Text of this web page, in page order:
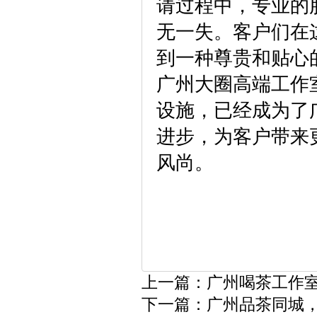
请过程中，专业的
无一失。客户们
到一种尊贵和贴心
广州大圈高端工
设施，已经成为了
进步，为客户带来
风尚。
上一篇： 广州喝茶工作
下一篇： 广州品茶同城